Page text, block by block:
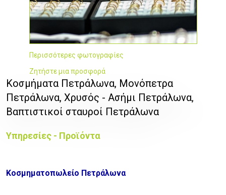
Περισσότερες φωτογραφίες
Ζητήστε μια προσφορά
Κοσμήματα Πετράλωνα, Μονόπετρα
Πετράλωνα, Χρυσός - Ασήμι Πετράλωνα,
Βαπτιστικοί σταυροί Πετράλωνα
Υπηρεσίες - Προϊόντα
Κοσμηματοπωλείο Πετράλωνα